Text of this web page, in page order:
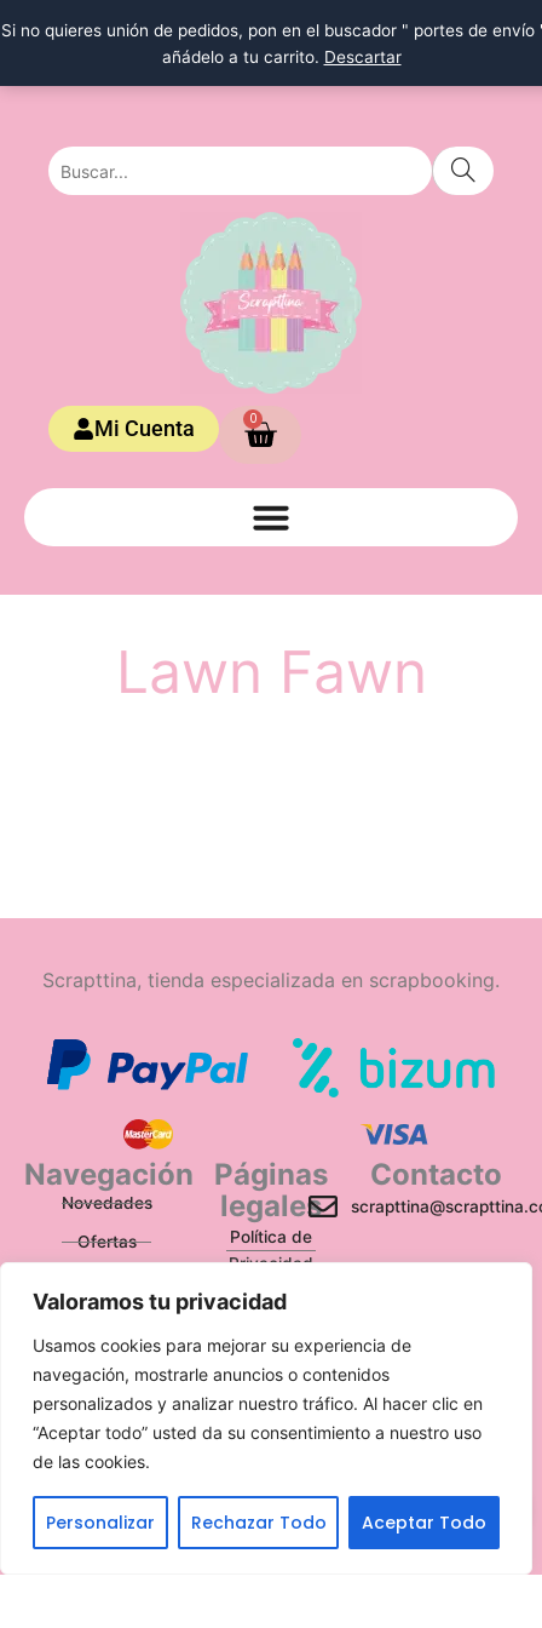
Valoramos tu privacidad
Usamos cookies para mejorar su experiencia de
navegación, mostrarle anuncios o contenidos
personalizados y analizar nuestro tráfico. Al hacer clic en
“Aceptar todo” usted da su consentimiento a nuestro uso
de las cookies.
Personalizar Rechazar Todo Aceptar Todo
Si no quieres unión de pedidos, pon en el buscador " portes de envío
añádelo a tu carrito. Descartar
al
Mi Cuenta 0
Carrito
Lawn Fawn
Scrapttina, tienda especializada en scrapbooking.
Navegación
Novedades
Ofertas
Páginas
legales
Política de
Privacidad
Política de Cookies
Política de
Devoluciones
Aviso Legal
Contacto